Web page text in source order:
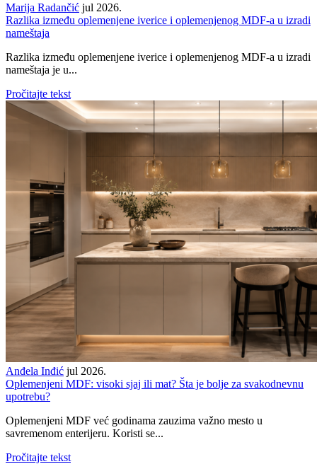
Marija Radančić jul 2026.
Razlika između oplemenjene iverice i oplemenjenog MDF-a u izradi
nameštaja
Razlika između oplemenjene iverice i oplemenjenog MDF-a u izradi
nameštaja je u...
Pročitajte tekst
Anđela Inđić jul 2026.
Oplemenjeni MDF: visoki sjaj ili mat? Šta je bolje za svakodnevnu
upotrebu?
Oplemenjeni MDF već godinama zauzima važno mesto u
savremenom enterijeru. Koristi se...
Pročitajte tekst